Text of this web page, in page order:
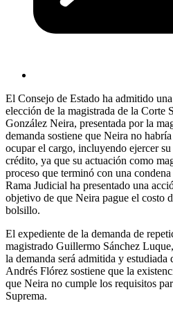
El Consejo de Estado ha admitido
elección de la magistrada de la Corte
González Neira, presentada por la
demanda sostiene que Neira no
ocupar el cargo, incluyendo ejercer
crédito, ya que su actuación como
proceso que terminó con una
Rama Judicial ha presentado una
objetivo de que Neira pague el costo
bolsillo.
El expediente de la demanda de
magistrado Guillermo Sánchez
la demanda será admitida y
Andrés Flórez sostiene que la
que Neira no cumple los requisitos
Suprema.